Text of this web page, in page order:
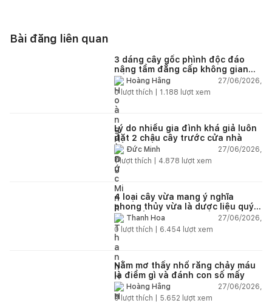
Bài đăng liên quan
3 dáng cây gốc phình độc đáo
nâng tầm đẳng cấp không gian
sốngHoàng Hằng
27/06/2026,
0lượt thích | 1.188 lượt xem
Lý do nhiều gia đình khá giả luôn
đặt 2 chậu cây trước cửa nhà
Đức Minh
27/06/2026,
1lượt thích | 4.878 lượt xem
4 loại cây vừa mang ý nghĩa
phong thủy vừa là dược liệu quý
nên trồng trong nhà
Thanh Hoa
27/06/2026,
0 lượt thích | 6.454 lượt xem
Nằm mơ thấy nhổ răng chảy máu
là điềm gì và đánh con số mấy
Hoàng Hằng
27/06/2026,
0lượt thích | 5.652 lượt xem